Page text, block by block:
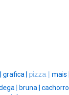
grafica | pizza | mais |
| bruna | cachorro |